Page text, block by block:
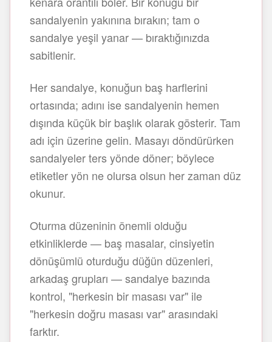
sandalyenin yakınına bırakın; tam o
sandalye yeşil yanar — bıraktığınızda
sabitlenir.
Her sandalye, konuğun baş harflerini
ortasında; adını ise sandalyenin hemen
dışında küçük bir başlık olarak gösterir. Tam
adı için üzerine gelin. Masayı döndürürken
sandalyeler ters yönde döner; böylece
etiketler yön ne olursa olsun her zaman düz
okunur.
Oturma düzeninin önemli olduğu
etkinliklerde — baş masalar, cinsiyetin
dönüşümlü oturduğu düğün düzenleri,
arkadaş grupları — sandalye bazında
kontrol, "herkesin bir masası var" ile
"herkesin doğru masası var" arasındaki
farktır.